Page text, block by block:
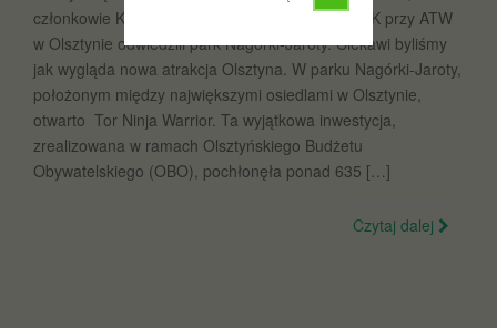
członkowie Koła Miłośników Lasu i Militariów LOK przy ATW
w Olsztynie odwiedzili park Nagórki-Jaroty. Ciekawi byliśmy
jak wygląda nowa atrakcja Olsztyna. W parku Nagórki-Jaroty,
położonym między największymi osiedlami w Olsztynie,
otwarto Tor Ninja Warrior. Ta wyjątkowa inwestycja,
zrealizowana w ramach Olsztyńskiego Budżetu
Obywatelskiego (OBO), pochłonęła ponad 635 […]
Czytaj dalej